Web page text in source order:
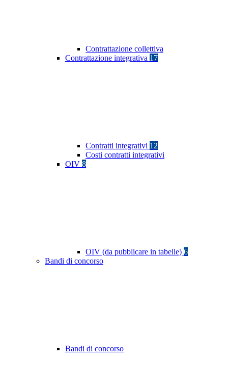
Contrattazione collettiva
Contrattazione integrativa 17
Contratti integrativi 12
Costi contratti integrativi
OIV 8
OIV (da pubblicare in tabelle) 6
Bandi di concorso
Bandi di concorso